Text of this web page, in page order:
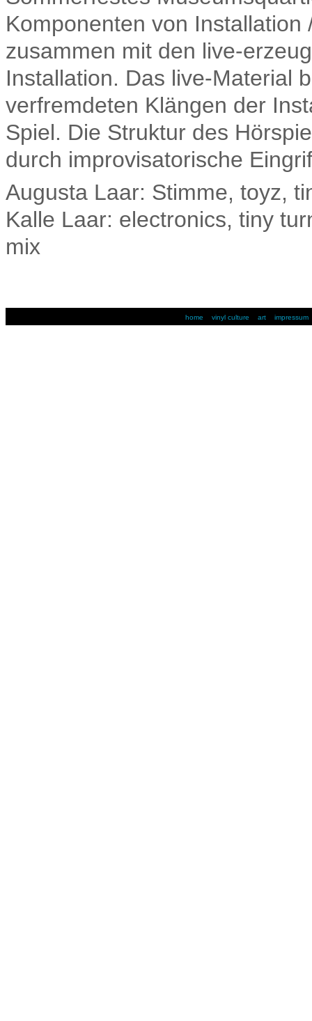
Komponenten von
zusammen mit den live-
Installation. Das live-Material
verfremdeten Klängen der
Spiel. Die Struktur des
durch improvisatorische
Augusta Laar: Stimme, toyz,
Kalle Laar: electronics, tiny
mix
home vinyl culture art impressum